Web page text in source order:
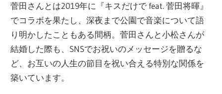
菅田さんとは2019年に『キスだけで feat. 菅田将暉』
でコラボを果たし、深夜まで公園で音楽について語
り明かしたこともある間柄。菅田さんと小松さんが
結婚した際も、SNSでお祝いのメッセージを贈るな
ど、お互いの人生の節目を祝い合える特別な関係を
築いています。